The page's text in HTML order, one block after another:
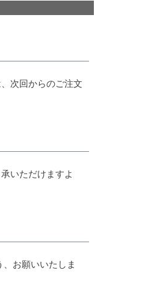
次回からのご注文
いただけますよ
お願いいたしま